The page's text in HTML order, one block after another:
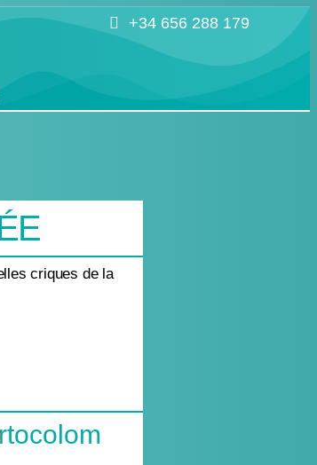
+34 656 288 179
criques de la